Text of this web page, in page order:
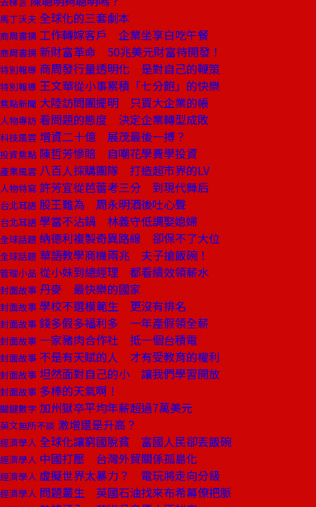
馬丁沃夫 全球化的三套劇本
商周書摘 工作轉嫁客戶 企業坐享白吃午餐
商周書摘 新財富革命 50兆美元財富待開發！
特別報導 商周發行量透明化 是對自己的鞭策
特別報導 王文華從小事累積「七分飽」的快樂
焦點新聞 大陸訪問團擺明 只買大企業的帳
人物專訪 看問題的態度 決定企業轉型成敗
科技風雲 增資二十億 展茂最後一搏？
投資焦點 陳哲芳慘賠 自嘲花學費學投資
產業風雲 八百人採購團隊 打造超市界的LV
人物特寫 許芳宜從芭蕾考三分 到現代舞后
台北耳語 股王難為 周永明酒後吐心聲
台北耳語 學當不沾鍋 林義守低調娶媳婦
全球話題 納德利複製奇異路線 卻保不了大位
全球話題 華語教學商機兩兆 夫子搶飯碗！
管理小品 從小妹到總經理 都看績效領薪水
封面故事 丹麥 最快樂的國家
封面故事 學校不選模範生 更沒有排名
封面故事 錢多假多福利多 一年產假領全薪
封面故事 一家豬肉合作社 抵一個台積電
封面故事 不是有天賦的人 才有受教育的權利
封面故事 坦然面對自己的小 讓我們學習開放
封面故事 多棒的天氣啊！
關鍵數字 加州獄卒平均年薪超過7萬美元
英文無所不談 激增還是升高？
經濟學人 全球化讓窮國脫貧 富國人民卻丟飯碗
經濟學人 中國打壓 台灣外貿關係孤島化
經濟學人 虛擬世界太暴力？ 電玩將走向分級
經濟學人 問題叢生 英國石油找來布希幕僚把脈